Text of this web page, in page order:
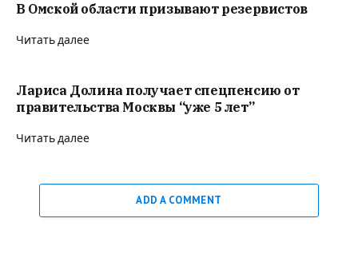
В Омской области призывают резервистов
Читать далее
Лариса Долина получает спецпенсию от
правительства Москвы “уже 5 лет”
Читать далее
ADD A COMMENT